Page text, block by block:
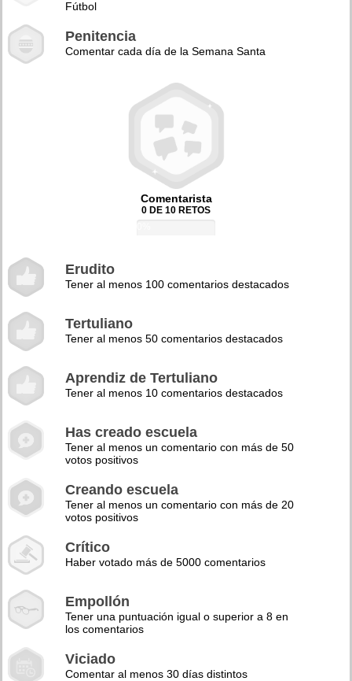
Fútbol
Penitencia
Comentar cada día de la Semana Santa
Comentarista
0 DE 10 RETOS
Erudito
Tener al menos 100 comentarios destacados
Tertuliano
Tener al menos 50 comentarios destacados
Aprendiz de Tertuliano
Tener al menos 10 comentarios destacados
Has creado escuela
Tener al menos un comentario con más de 50
votos positivos
Creando escuela
Tener al menos un comentario con más de 20
votos positivos
Crítico
Haber votado más de 5000 comentarios
Empollón
Tener una puntuación igual o superior a 8 en
los comentarios
Viciado
Comentar al menos 30 días distintos